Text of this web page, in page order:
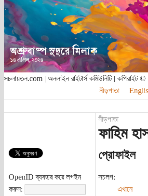
সচলায়তন.com | অনলাইন রাইটার্স কমিউনিটি | কপিরাইট
নীড়পাতা
OpenID ব্যবহার করে লগইন
করুন:
নীড়পাতা
ফাহিম
প্রোফাইল
সচলগ:
এখানে